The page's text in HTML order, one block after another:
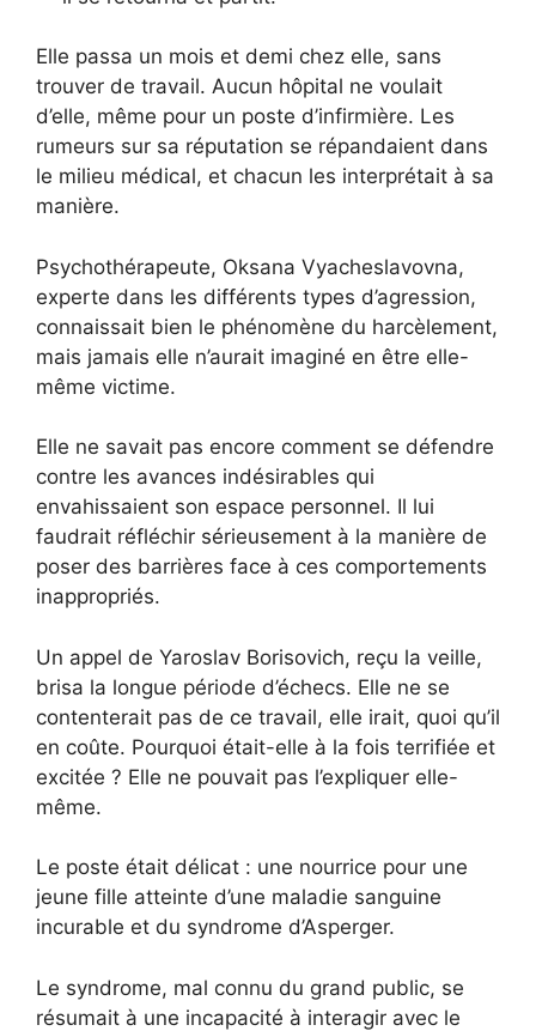
Elle passa un mois et demi chez elle, sans
trouver de travail. Aucun hôpital ne voulait
d’elle, même pour un poste d’infirmière. Les
rumeurs sur sa réputation se répandaient dans
le milieu médical, et chacun les interprétait à sa
manière.
Psychothérapeute, Oksana Vyacheslavovna,
experte dans les différents types d’agression,
connaissait bien le phénomène du harcèlement,
mais jamais elle n’aurait imaginé en être elle-
même victime.
Elle ne savait pas encore comment se défendre
contre les avances indésirables qui
envahissaient son espace personnel. Il lui
faudrait réfléchir sérieusement à la manière de
poser des barrières face à ces comportements
inappropriés.
Un appel de Yaroslav Borisovich, reçu la veille,
brisa la longue période d’échecs. Elle ne se
contenterait pas de ce travail, elle irait, quoi qu’il
en coûte. Pourquoi était-elle à la fois terrifiée et
excitée ? Elle ne pouvait pas l’expliquer elle-
même.
Le poste était délicat : une nourrice pour une
jeune fille atteinte d’une maladie sanguine
incurable et du syndrome d’Asperger.
Le syndrome, mal connu du grand public, se
résumait à une incapacité à interagir avec le